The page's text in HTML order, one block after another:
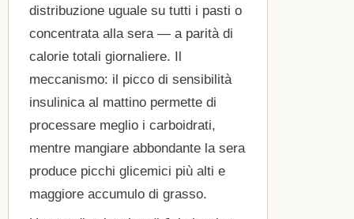
distribuzione uguale su tutti i pasti o
concentrata alla sera — a parità di
calorie totali giornaliere. Il
meccanismo: il picco di sensibilità
insulinica al mattino permette di
processare meglio i carboidrati,
mentre mangiare abbondante la sera
produce picchi glicemici più alti e
maggiore accumulo di grasso.